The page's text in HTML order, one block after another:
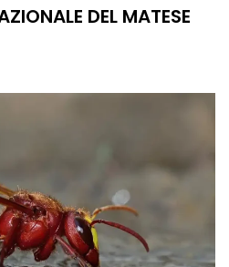
DEL MATESE